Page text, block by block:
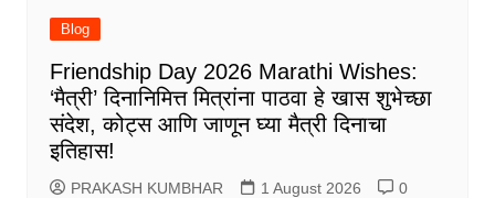
Blog
Friendship Day 2026 Marathi Wishes:
‘मैत्री’ दिनानिमित्त मित्रांना पाठवा हे खास शुभेच्छा
संदेश, कोट्स आणि जाणून घ्या मैत्री दिनाचा
इतिहास!
PRAKASH KUMBHAR 1 August 2026 0